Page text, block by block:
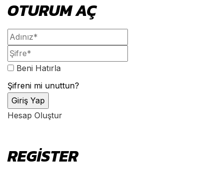
OTURUM AÇ
Beni Hatırla
Şifreni mi unuttun?
Hesap Oluştur
REGISTER